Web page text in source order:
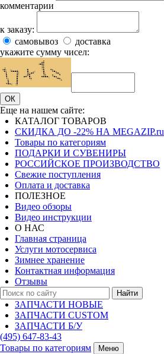
комментарии
к заказу:
самовывоз
доставка
укажите сумму чисел:
ОК
Еще на нашем сайте:
КАТАЛОГ ТОВАРОВ
СКИДКА ДО -22% НА MEGAZIP.ru
Товары по категориям
ПОДАРКИ И СУВЕНИРЫ
РОССИЙСКОЕ ПРОИЗВОДСТВО
Свежие поступления
Оплата и доставка
ПОЛЕЗНОЕ
Видео обзоры
Видео инструкции
О НАС
Главная страница
Услуги мотосервиса
Зимнее хранение
Контактная информация
Отзывы
Найти
ЗАПЧАСТИ НОВЫЕ
ЗАПЧАСТИ CUSTOM
ЗАПЧАСТИ Б/У
(495) 647-83-43
Товары по категориям
Меню